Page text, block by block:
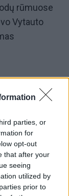
parties, or
for
opt-out
that after your
seeing
utilized by
prior to
rūmuose
Vytauto